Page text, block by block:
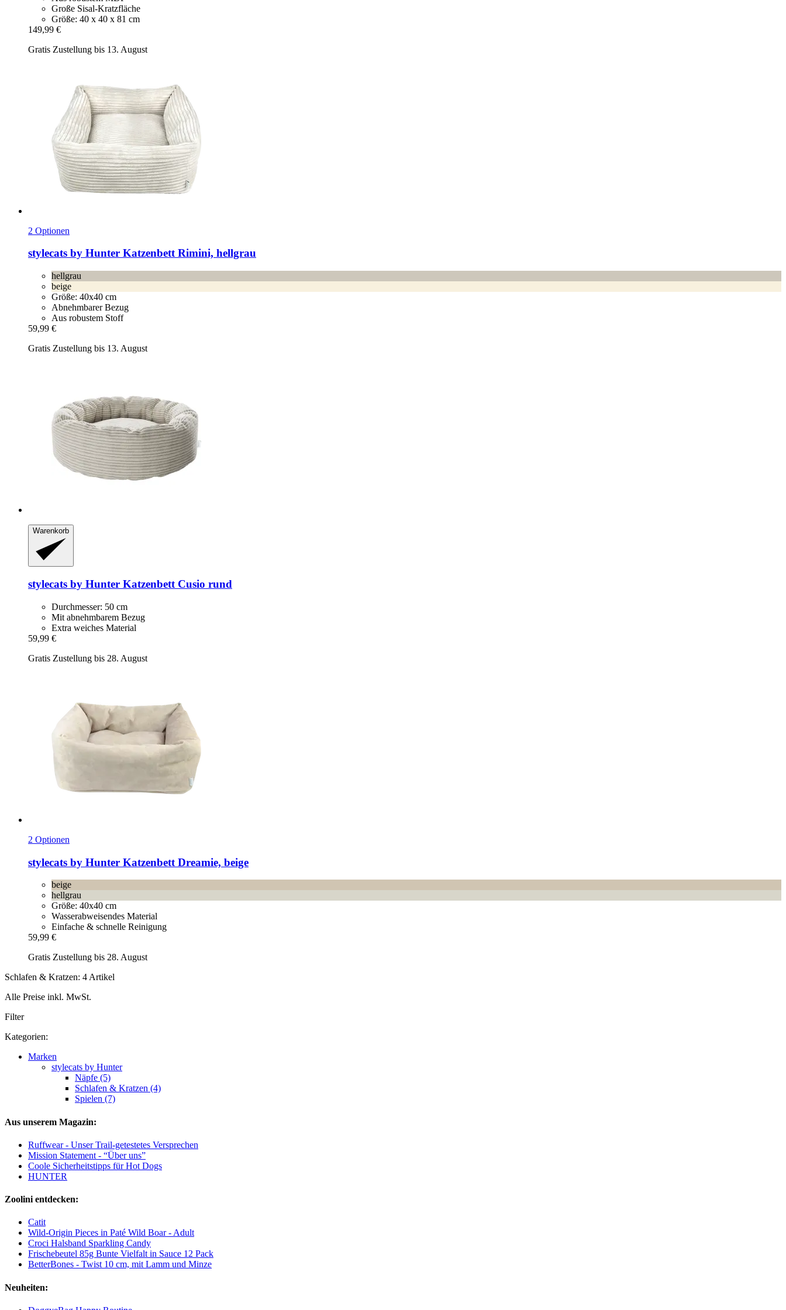
Große Sisal-Kratzfläche
Größe: 40 x 40 x 81 cm
149,99 €
Gratis Zustellung bis 13. August
2 Optionen
stylecats by Hunter Katzenbett Rimini, hellgrau
hellgrau
beige
Größe: 40x40 cm
Abnehmbarer Bezug
Aus robustem Stoff
59,99 €
Gratis Zustellung bis 13. August
Warenkorb
stylecats by Hunter Katzenbett Cusio rund
Durchmesser: 50 cm
Mit abnehmbarem Bezug
Extra weiches Material
59,99 €
Gratis Zustellung bis 28. August
2 Optionen
stylecats by Hunter Katzenbett Dreamie, beige
beige
hellgrau
Größe: 40x40 cm
Wasserabweisendes Material
Einfache & schnelle Reinigung
59,99 €
Gratis Zustellung bis 28. August
Schlafen & Kratzen: 4 Artikel
Alle Preise inkl. MwSt.
Filter
Kategorien:
Marken
stylecats by Hunter
Näpfe (5)
Schlafen & Kratzen (4)
Spielen (7)
Aus unserem Magazin:
Ruffwear - Unser Trail-getestetes Versprechen
Mission Statement - “Über uns”
Coole Sicherheitstipps für Hot Dogs
HUNTER
Zoolini entdecken:
Catit
Wild-Origin Pieces in Paté Wild Boar - Adult
Croci Halsband Sparkling Candy
Frischebeutel 85g Bunte Vielfalt in Sauce 12 Pack
BetterBones - Twist 10 cm, mit Lamm und Minze
Neuheiten: